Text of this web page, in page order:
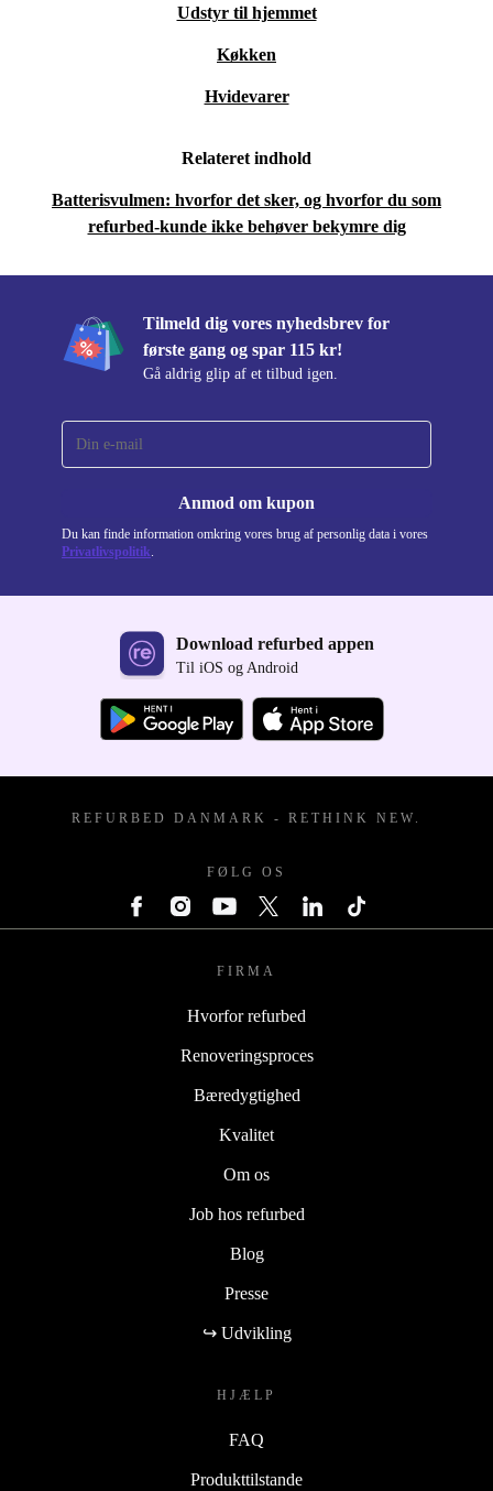
bidrager du til en mere bæredygtig fremtid. Du
forlænger elektronikkens levetid, mindsker CO₂-
aftrykket og hjælper med at reducere mængden af
Tryghed med refurbed
Minimum 12 måneders garanti
Gør hverdagen smartere og mere grøn med en Motorola
Edge 40 Pro – refurbished, klar til at følge dig i alle
Udstyr til hjemmet
Køkken
Hvidevarer
Relateret indhold
Batterisvulmen: hvorfor det sker, og hvorfor du som
refurbed-kunde ikke behøver bekymre dig
Tilmeld dig vores nyhedsbrev for
første gang og spar 115 kr!
Gå aldrig glip af et tilbud igen.
Anmod om kupon
Du kan finde information omkring vores brug af personlig data i vores
Privatlivspolitik.
Download refurbed appen
Til iOS og Android
REFURBED DANMARK - RETHINK NEW.
FØLG OS
FIRMA
Hvorfor refurbed
Renoveringsproces
Bæredygtighed
Kvalitet
Om os
Job hos refurbed
Blog
Presse
↪ Udvikling
HJÆLP
FAQ
Produkttilstande